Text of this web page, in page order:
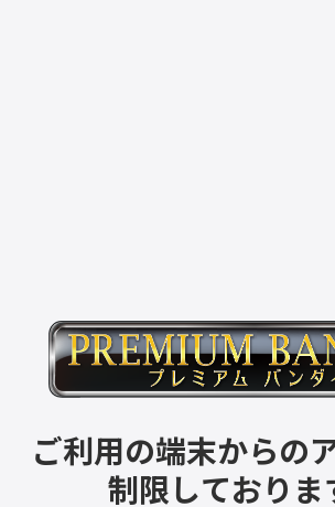
ご利用の端末からの
制限しておりま